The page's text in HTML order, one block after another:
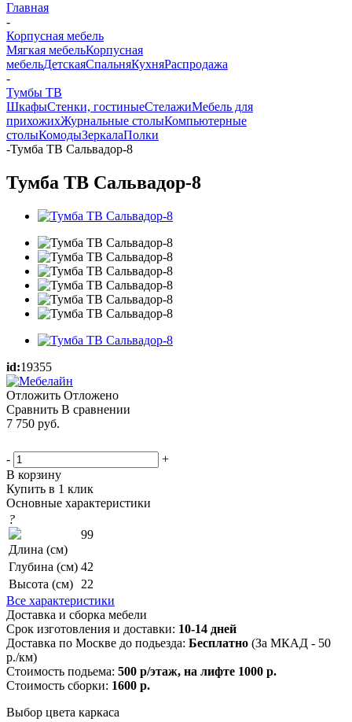
Главная
-
Корпусная мебель
Мягкая мебельКорпусная
мебельДетскаяСпальняКухняРаспродажа
-
Тумбы ТВ
ШкафыСтенки, гостиныеСтелажиМебель для
прихожихЖурнальные столыКомпьютерные
столыКомодыЗеркалаПолки
-Тумба ТВ Сальвадор-8
Тумба ТВ Сальвадор-8
id:19355
Отложить Отложено
Сравнить В сравнении
7 750 руб.
-
+
В корзину
Купить в 1 клик
Основные характеристики
?
Длина (см)
99
Глубина (см) 42
Высота (см)
22
Все характеристики
Доставка и сборка мебели
Срок изготовления и доставки: 10-14 дней
Доставка по Москве до подьезда: Бесплатно (За МКАД - 50
р./км)
Стоимость подьема: 500 р/этаж, на лифте 1000 р.
Стоимость сборки: 1600 р.
Выбор цвета каркаса